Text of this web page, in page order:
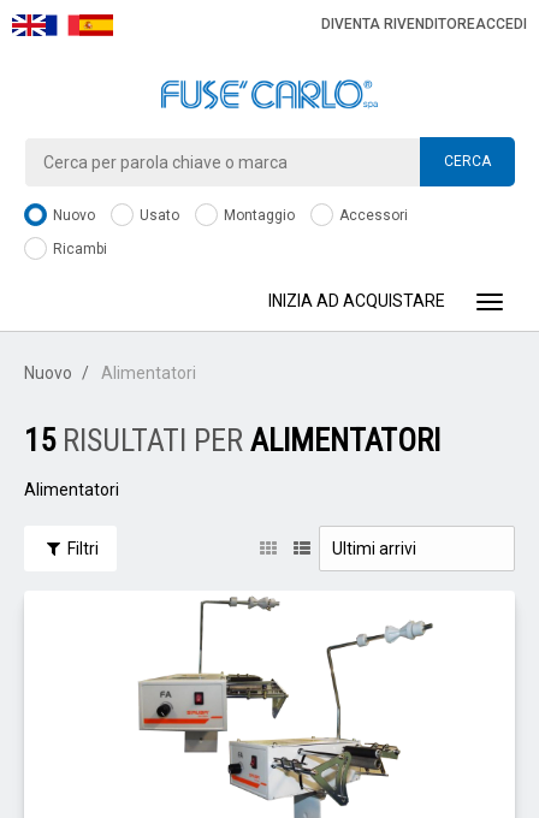
DIVENTA RIVENDITOREACCEDI
CERCA
Nuovo Usato Montaggio
Accessori
Ricambi
INIZIA AD ACQUISTARE
Nuovo Alimentatori
15 RISULTATI PER ALIMENTATORI
Alimentatori
Filtri